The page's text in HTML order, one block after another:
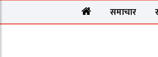
समाचार